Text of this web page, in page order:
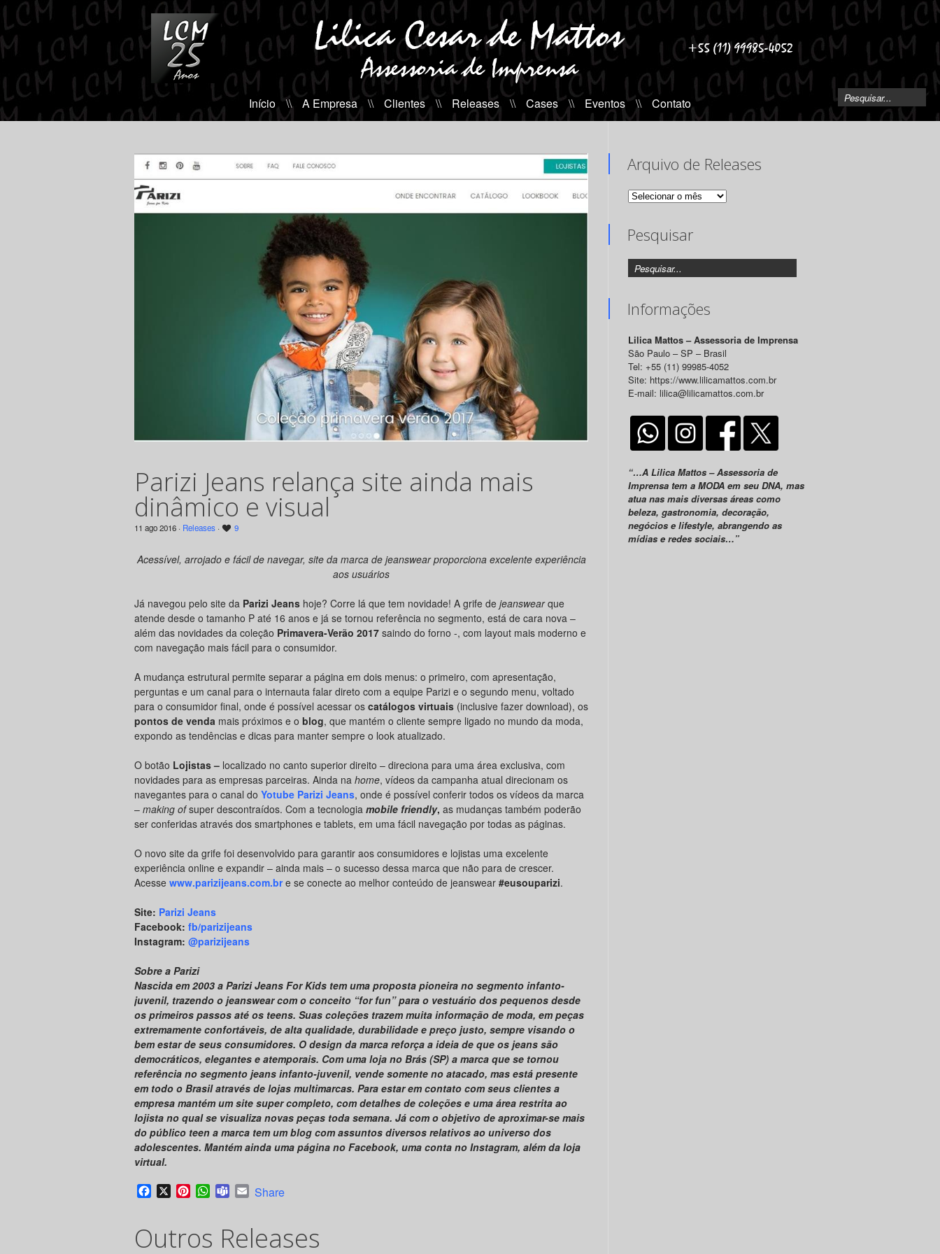
Início \\ A Empresa \\ Clientes \\ Releases \\ Cases \\ Eventos \\ Contato
Parizi Jeans relança site ainda mais
dinâmico e visual
11 ago 2016 · Releases · 9
Acessível, arrojado e fácil de navegar, site da marca de jeanswear proporciona excelente experiência
aos usuários
Já navegou pelo site da Parizi Jeans hoje? Corre lá que tem novidade! A grife de jeanswearque
atende desde o tamanho P até 16 anos e já se tornou referência no segmento, está de cara nova –
além das novidades da coleção Primavera-Verão 2017 saindo do forno -, com layout mais moderno e
com navegação mais fácil para o consumidor.
A mudança estrutural permite separar a página em dois menus: o primeiro, com apresentação,
perguntas e um canal para o internauta falar direto com a equipe Parizi e o segundo menu, voltado
para o consumidor final, onde é possível acessar os catálogos virtuais (inclusive fazer download), os
pontos de venda mais próximos e o blog, que mantém o cliente sempre ligado no mundo da moda,
expondo as tendências e dicas para manter sempre o look atualizado.
O botão Lojistas – localizado no canto superior direito – direciona para uma área exclusiva, com
novidades para as empresas parceiras. Ainda na home, vídeos da campanha atual direcionam os
navegantes para o canal do Yotube Parizi Jeans, onde é possível conferir todos os vídeos da marca
– making ofsuper descontraídos. Com a tecnologia mobile friendly, as mudanças também poderão
ser conferidas através dos smartphones e tablets, em uma fácil navegação por todas as páginas.
O novo site da grife foi desenvolvido para garantir aos consumidores e lojistas uma excelente
experiência online e expandir – ainda mais – o sucesso dessa marca que não para de crescer.
Acesse www.parizijeans.com.bre se conecte ao melhor conteúdo de jeanswear #eusouparizi.
Site: Parizi Jeans
Facebook: fb/parizijeans
Instagram: @parizijeans
Sobre a Parizi
Nascida em 2003 a Parizi Jeans For Kids tem uma proposta pioneira no segmento infanto-
juvenil, trazendo o jeanswear com o conceito “for fun” para o vestuário dos pequenos desde
os primeiros passos até os teens. Suas coleções trazem muita informação de moda, em peças
extremamente confortáveis, de alta qualidade, durabilidade e preço justo, sempre visando o
bem estar de seus consumidores. O design da marca reforça a ideia de que os jeans são
democráticos, elegantes e atemporais. Com uma loja no Brás (SP) a marca que se tornou
referência no segmento jeans infanto-juvenil, vende somente no atacado, mas está presente
em todo o Brasil através de lojas multimarcas. Para estar em contato com seus clientes a
empresa mantém um site super completo, com detalhes de coleções e uma área restrita ao
lojista no qual se visualiza novas peças toda semana. Já com o objetivo de aproximar-se mais
do público teen a marca tem um blog com assuntos diversos relativos ao universo dos
adolescentes. Mantém ainda uma página no Facebook, uma conta no Instagram, além da loja
virtual.
Facebook
X PinterestWhatsApp
TeamsEmail
Share
Outros Releases
Arquivo de Releases
Arquivo
Pesquisar
Informações
Lilica Mattos – Assessoria de Imprensa
São Paulo – SP – Brasil
Tel: +55 (11) 99985-4052
Site: https://www.lilicamattos.com.br
E-mail: lilica@lilicamattos.com.br
“…A Lilica Mattos – Assessoria de
Imprensa tem a MODA em seu DNA, mas
atua nas mais diversas áreas como
beleza, gastronomia, decoração,
negócios e lifestyle, abrangendo as
mídias e redes sociais…”